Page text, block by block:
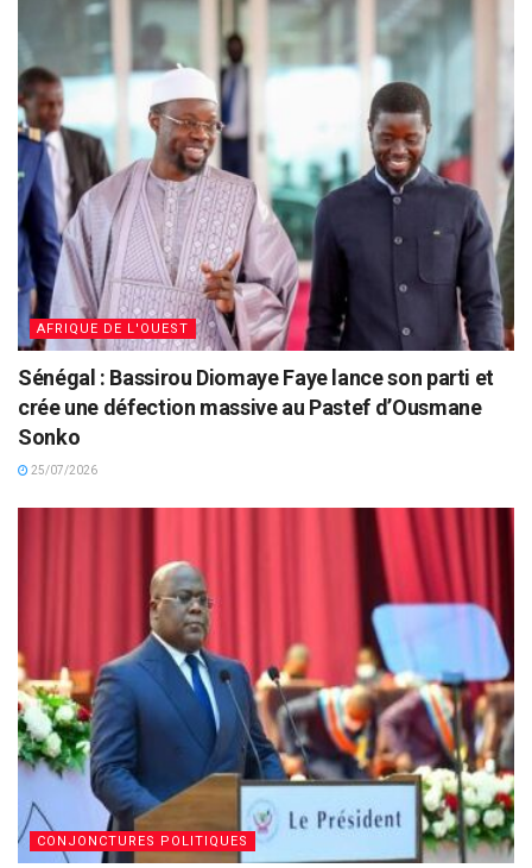
AFRIQUE DE L'OUEST
Sénégal : Bassirou Diomaye Faye lance son parti et
crée une défection massive au Pastef d’Ousmane
Sonko
25/07/2026
CONJONCTURES POLITIQUES